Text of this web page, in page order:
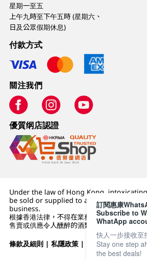
星期一至五
上午九時至下午五時 (星期六、
日及公眾假期休息)
付款方式
關注我們
優質纲店認證
Under the law of Hong Kong,
be sold or supplied to a minor (under
business.
根據香港法律，不得在業務過程中，向未成年
售賣或供應令人醺醉的酒類。
條款及細則 |私隱政策 | DFI零售集團
訂閱惠康
Subscribe to
WhatApp
快人一步接收至
Stay one step
the best deals!